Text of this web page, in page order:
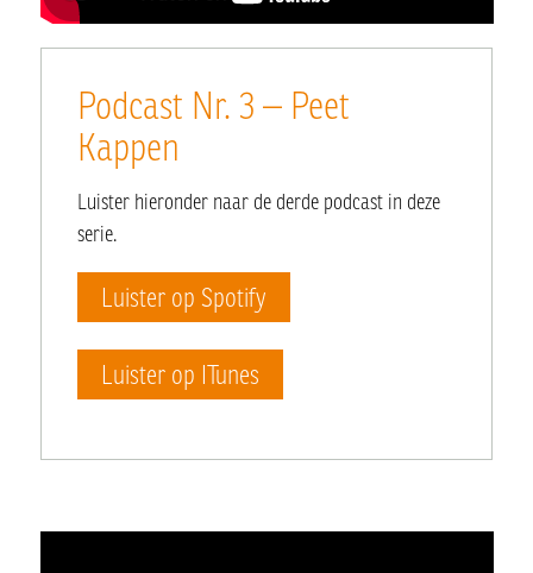
Podcast Nr. 3 – Peet
Kappen
Luister hieronder naar de derde podcast in deze
serie.
Luister op Spotify
Luister op ITunes